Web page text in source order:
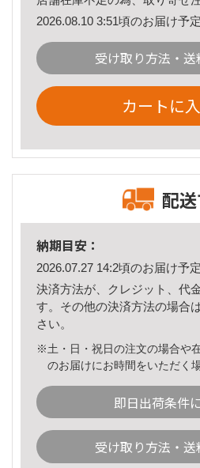
2026.08.10 3:51頃のお届け予定
受け取り方法・送
カートに
配
納期目安：
2026.07.27 14:2頃のお届け予定
決済方法が、クレジット、代
す。その他の決済方法の場合
さい。
※土・日・祝日の注文の場合や
のお届けにお時間をいただく
即日出荷条件
受け取り方法・送